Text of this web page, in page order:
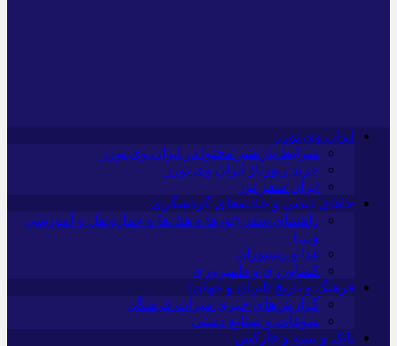
ایران وی تورز
شرایط بازنشر محتوا در ایران وی تورز
خرید رپورتاژ ایران وی تورز
ایران سفر تور
جاهای دیدنی و جاذبه‌های گردشگری
راهنمای سفر (تورها و هتل‌ها و حمل‌و‌نقل و آموزشی
و…)
غذا و رستوران
کشاورزی و دامپروری
فرهنگ و تاریخ (ایران و جهان)
گزارش‌های خبری میراث فرهنگی
سوغات و صنایع دستی
بانک و بیمه و فارکس